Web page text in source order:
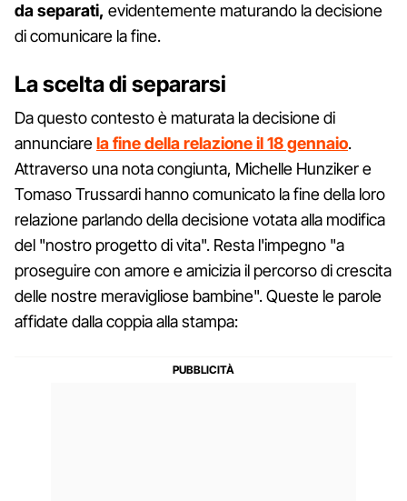
da separati, evidentemente maturando la decisione
di comunicare la fine.
La scelta di separarsi
Da questo contesto è maturata la decisione di
annunciarela fine della relazione il 18 gennaio.
Attraverso una nota congiunta, Michelle Hunziker e
Tomaso Trussardi hanno comunicato la fine della loro
relazione parlando della decisione votata alla modifica
del "nostro progetto di vita". Resta l'impegno "a
proseguire con amore e amicizia il percorso di crescita
delle nostre meravigliose bambine". Queste le parole
affidate dalla coppia alla stampa: